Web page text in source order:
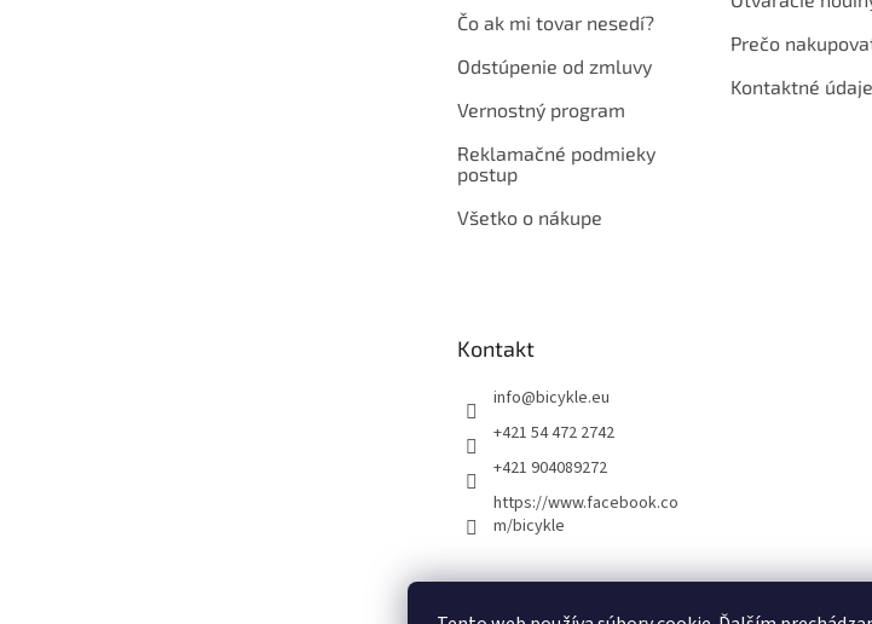
Čo ak mi tovar nesedí?
Odstúpenie od zmluvy
Vernostný program
Reklamačné podmieky
postup
Všetko o nákupe
Prečo
Kontaktné údaje
Kontakt
info@bicykle.eu
+421 54 472 2742
+421 904089272
https://www.facebook.co
m/bicykle